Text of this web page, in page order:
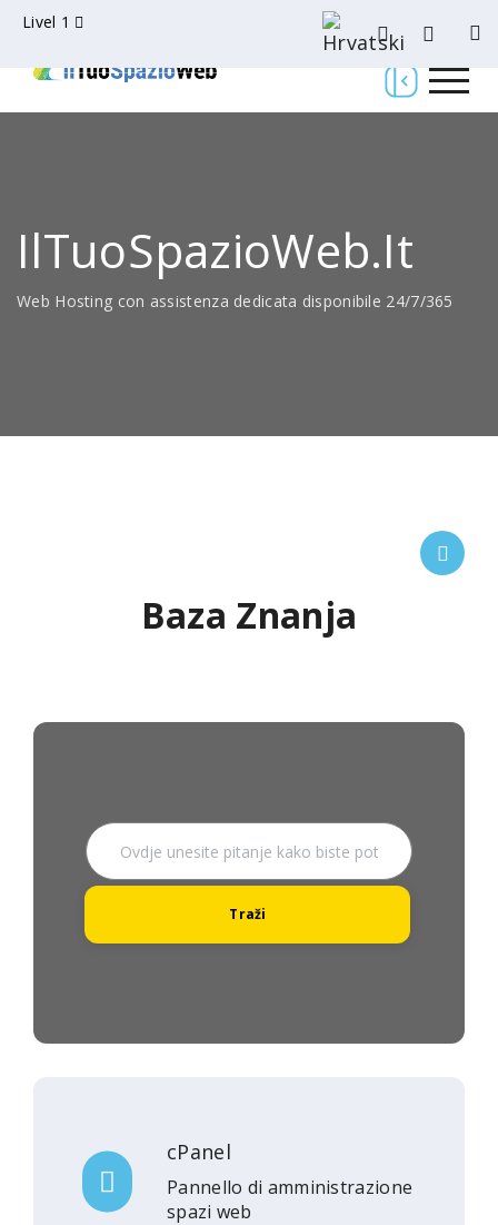
Livel 1
IlTuoSpazioWeb.it
Web Hosting con assistenza dedicata disponibile 24/7/365
Baza Znanja
cPanel
Pannello di amministrazione
spazi web